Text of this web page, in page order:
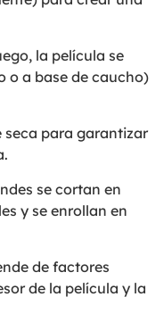
la película se
o a base de caucho)
seca para garantizar
se cortan en
y se enrollan en
de factores
de la película y la